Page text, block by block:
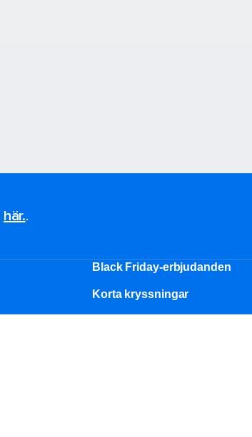
här..
Black Friday-erbjudanden
Korta kryssningar